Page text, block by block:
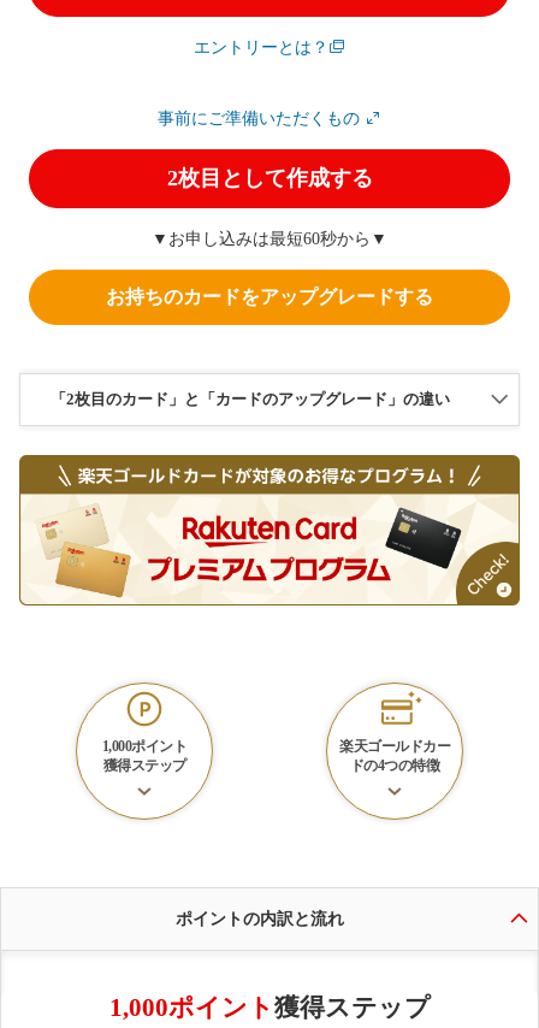
エントリーとは？
事前にご準備いただくもの
2枚目として作成する
▼お申し込みは最短60秒から▼
お持ちのカードをアップグレードする
「2枚目のカード」と「カードのアップグレード」の違い
1,000ポイント
獲得ステップ
楽天ゴールドカー
ドの4つの特徴
ポイントの内訳と流れ
1,000ポイント 獲得ステップ